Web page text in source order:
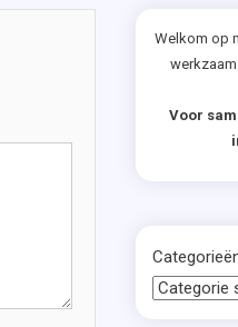
Welkom op
Voor